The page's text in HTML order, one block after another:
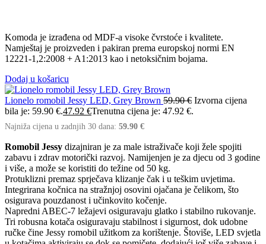
Komoda je izrađena od MDF-a visoke čvrstoće i kvalitete.
Namještaj je proizveden i pakiran prema europskoj normi EN
12221-1,2:2008 + A1:2013 kao i netoksičnim bojama.
Dodaj u košaricu
Lionelo romobil Jessy LED, Grey Brown 59.90€ Izvorna cijena
bila je: 59.90 €.47.92 €Trenutna cijena je: 47.92 €.
Najniža cijena u zadnjih 30 dana: 59.90 €
Romobil Jessy dizajniran je za male istraživače koji žele spojiti
zabavu i zdrav motorički razvoj. Namijenjen je za djecu od 3 godine
i više, a može se koristiti do težine od 50 kg.
Protuklizni premaz sprječava klizanje čak i u teškim uvjetima.
Integrirana kočnica na stražnjoj osovini ojačana je čelikom, što
osigurava pouzdanost i učinkovito kočenje.
Napredni ABEC-7 ležajevi osiguravaju glatko i stabilno rukovanje.
Tri robusna kotača osiguravaju stabilnost i sigurnost, dok udobne
ručke čine Jessy romobil užitkom za korištenje. Štoviše, LED svjetla